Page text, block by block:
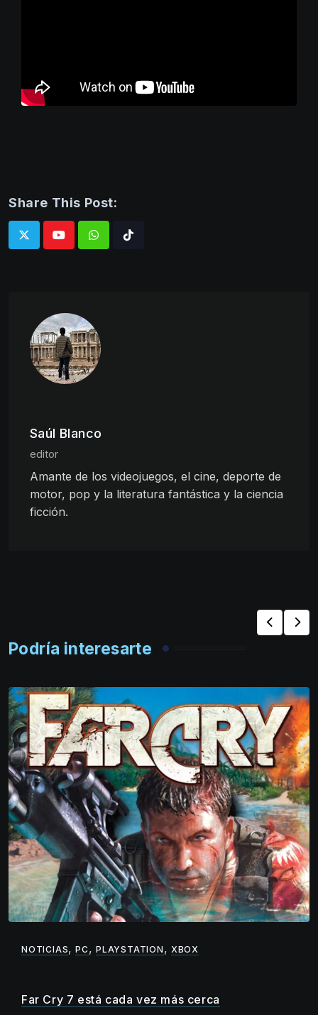
Share This Post:
WhatsappTiktok
Saúl Blanco
editor
Amante de los videojuegos, el cine, deporte de
motor, pop y la literatura fantástica y la ciencia
ficción.
Podría interesarte
NOTICIAS,PC,PLAYSTATION , XBOX
Far Cry 7 está cada vez más cerca